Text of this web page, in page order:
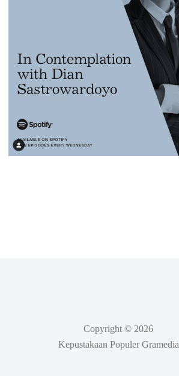
Copyright © 2026
Kepustakaan Populer Gramedia